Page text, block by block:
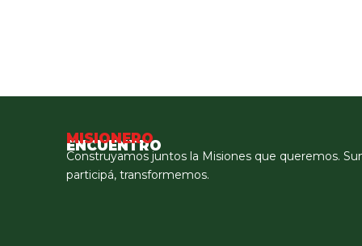
ENCUENTRO
MISIONERO
Construyamos juntos la Misiones que queremos.
participá, transformemos.